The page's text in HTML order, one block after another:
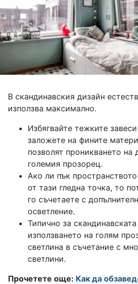
В скандинавския дизайн
използва максимално.
Избягвайте тежките
заложете на фините
позволят проникването на
големия прозорец.
Ако ли пък
от тази гледна точка, то
го съчетаете с
осветление.
Типично за
използването на голям
светлина в съчетание с
светлини.
Прочетете още: Как да